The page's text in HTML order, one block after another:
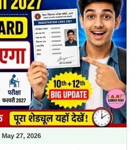
May 27, 2026